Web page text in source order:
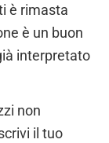
è rimasta
è un buon
interpretato
non
il tuo